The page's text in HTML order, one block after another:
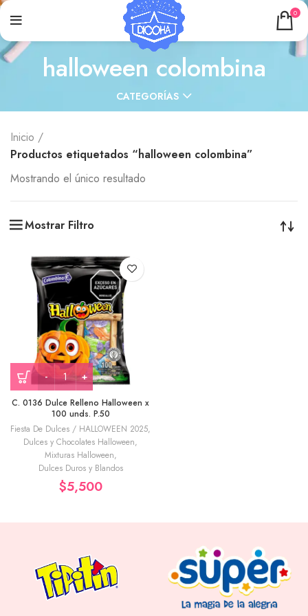
0
halloween colombina
CATEGORÍAS
Inicio
Productos etiquetados “halloween colombina”
Mostrando el único resultado
Mostrar Filtro
C. 0136 Dulce Relleno Halloween x
100 unds. P.50
Fiesta De Dulces / HALLOWEEN 2025,
Dulces y Chocolates Halloween,
Mixturas Halloween,
Dulces Duros y Blandos
$5,500